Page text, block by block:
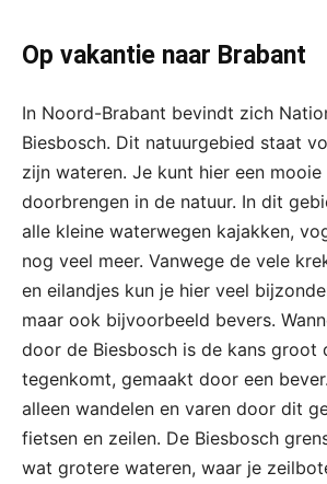
Op vakantie naar Brabant
In Noord-Brabant bevindt zich
Biesbosch. Dit natuurgebied staat
zijn wateren. Je kunt hier een
doorbrengen in de natuur. In dit
alle kleine waterwegen kajakken,
nog veel meer. Vanwege de vele
en eilandjes kun je hier veel
maar ook bijvoorbeeld bevers.
door de Biesbosch is de kans groot
tegenkomt, gemaakt door een
alleen wandelen en varen door dit
fietsen en zeilen. De Biesbosch
wat grotere wateren, waar je